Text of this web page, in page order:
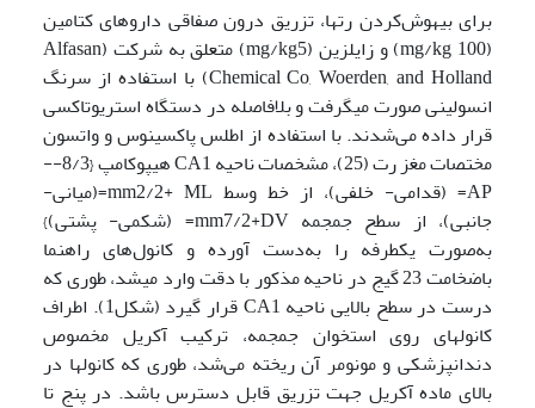
برای بیهوش‌کردن رت­ها، تزریق درون صفاقی داروهای کتامین
(mg/kg 100) و زایلزین (mg/kg5) متعلق به شرکت (Alfasan
Chemical Co, Woerden, and Holland) با استفاده از سرنگ
انسولینی صورت می­گرفت و بلافاصله در دستگاه استریوتاکسی
قرار داده می‌شدند. با استفاده از اطلس پاکسینوس و واتسون
مختصات مغز رت (25)، مشخصات ناحیه CA1 هیپوکامپ {8/3--
AP= (قدامی- خلفی)، از خط وسط mm2/2+ ML=(میانی-
جانبی)، از سطح جمجمه mm7/2+DV= (شکمی- پشتی)}
به‌صورت یکطرفه را به‌دست آورده و کانول‌های راهنما
باضخامت 23 گیج در ناحیه مذکور با دقت وارد می­شد، طوری که
درست در سطح بالایی ناحیه CA1 قرار گیرد (شکل1). اطراف
کانول­های روی استخوان جمجمه، ترکیب آکریل مخصوص
دندانپزشکی و مونومر آن ریخته می‌شد، طوری که کانول­ها در
بالای ماده آکریل جهت تزریق قابل دسترس باشد. در پنج تا